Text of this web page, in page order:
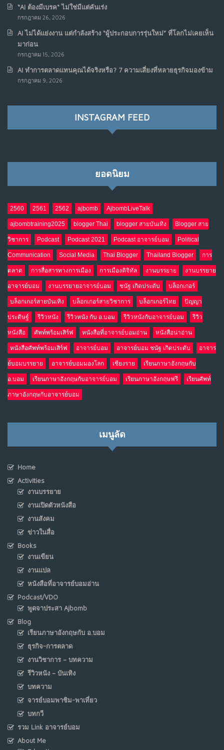
6
7
เมื่อรัฐบาลเริ่มคิดแบบแพลตฟอร์ม : AI กำลังเปลี่ยนรัฐ
ราชการไปตลอดกาล
NO COMMENTS
เมื่อโลกออนไลน์ กลายเป็น“ศาลเตี้ย”
9
NO COMMENTS
10 อินโดนีเซีย กับเกมอำนาจที่มองไม่เห็น
เม.ย. 19, 2026
NO COMMENTS
“AI ต้องมีเบรค“ ไม่ใช่มีแต่คันเร่ง
กรกฎาคม 26, 2026
AI ไม่ได้แย่งงาน แต่กำลังสร้าง “ผู้ประกอบการรุ่นใหม่” ที่โลกไม่เคยเห็น
มาก่อน
กรกฎาคม 15, 2026
AI ทำการตลาดแทนคุณได้จริงหรือ? 7 ความเสี่ยงที่หลายธุรกิจมองข้าม
กรกฎาคม 9, 2026
INSTAGRAM FEED
ยอดนิยม
2560 2561 2562 ajbomb AjbombLiveTalk
ajbombtraining2025 blogger Thai blogger สายบันเทิง Blogger สาย
วิชาการ Podcast Podcast 2021 Podcast อาจารย์บอม Political
Communication Social Media Thai Blogger Thailand Blogger การ
ตลาด การสื่อสารทางการเมือง การเมืองดิจิทัล งานบรรยาย งานบรรยาย
อาจารย์บอม งานบรรยายอาจารย์บอม ชนัฐ เกิดประดับ บล็อกเกอร์
บล็อกเกอร์สายบันเทิง บล็อกเกอร์สายวิชาการ บล็อกเกอร์ไทย ปัญญา
ประดิษฐ์ รีวิวหนัง รีวิวหนัง กับ อ.บอม รีวิวหนังกับอาจารย์บอม รีวิว
หนังสือ ศัพท์พร้อมเสิร์ฟ หนังสือที่อาจารย์บอมอ่าน หนังสือน่าอ่าน
หนังสือศัพท์พร้อมเสิร์ฟ อาจารย์บอม อาจารย์บอม ชนัฐ เกิดประดับ อาจาร
ย์บอมบรรยาย อาจารย์บอมมองโลก เชียงราย เรียนภาษาอังกฤษกับ
อ.บอม เรียนภาษาอังกฤษกับอาจารย์บอม เรียนภาษาอังกฤษฟรี เรียนศัพท์
ภาษาอังกฤษกับอาจารย์บอม
เมนูลัด
Home
Activities
งานบรรยาย
งานเปิดตัวหนังสือ
งานสังคม
ข่าวในสื่อ
Books
งานเขียน
งานแปล
หนังสือที่อาจารย์บอมอ่าน
Podcast/VDO
พูดจาประสา Ajbomb
Blog
เรียนภาษาอังกฤษกับ อ.บอม
ธุรกิจ-การตลาด
งานวิชาการ – บทความ
รีวิวหนัง – บันเทิง
บทความ
จารย์บอมพาชิม-พาเที่ยว
บทกวี
รวม Link อาจารย์บอม
About Me